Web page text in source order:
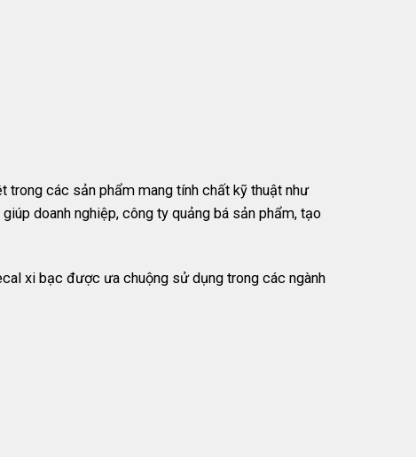
các sản phẩm mang tính chất kỹ thuật như
doanh nghiệp, công ty quảng bá sản phẩm, tạo
xi bạc được ưa chuộng sử dụng trong các ngành